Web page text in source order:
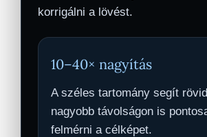
korrigálni a lövést.
10–40× nagyítás
A széles tartomány segít
nagyobb távolságon is
felmérni a célképet.